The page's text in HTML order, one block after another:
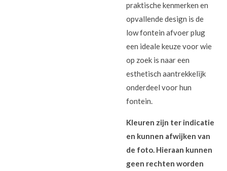
praktische kenmerken en
opvallende design is de
low fontein afvoer plug
een ideale keuze voor wie
op zoek is naar een
esthetisch aantrekkelijk
onderdeel voor hun
fontein.
Kleuren zijn ter indicatie
en kunnen afwijken van
de foto. Hieraan kunnen
geen rechten worden